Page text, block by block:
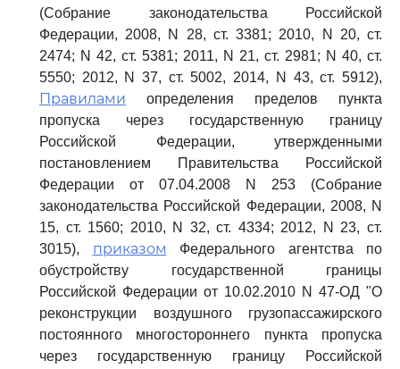
(Собрание законодательства Российской
Федерации, 2008, N 28, ст. 3381; 2010, N 20, ст.
2474; N 42, ст. 5381; 2011, N 21, ст. 2981; N 40, ст.
5550; 2012, N 37, ст. 5002, 2014, N 43, ст. 5912),
Правилами определения пределов пункта
пропуска через государственную границу
Российской Федерации, утвержденными
постановлением Правительства Российской
Федерации от 07.04.2008 N 253 (Собрание
законодательства Российской Федерации, 2008, N
15, ст. 1560; 2010, N 32, ст. 4334; 2012, N 23, ст.
3015), приказом Федерального агентства по
обустройству государственной границы
Российской Федерации от 10.02.2010 N 47-ОД "О
реконструкции воздушного грузопассажирского
постоянного многостороннего пункта пропуска
через государственную границу Российской